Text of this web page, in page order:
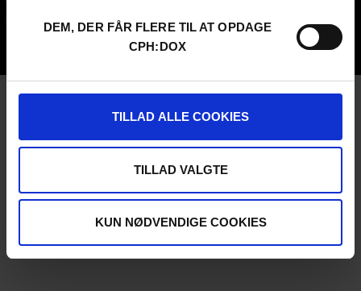
DEM, DER FÅR FLERE TIL AT OPDAGE
CPH:DOX
TILLAD ALLE COOKIES
TILLAD VALGTE
KUN NØDVENDIGE COOKIES
Privacy Policy